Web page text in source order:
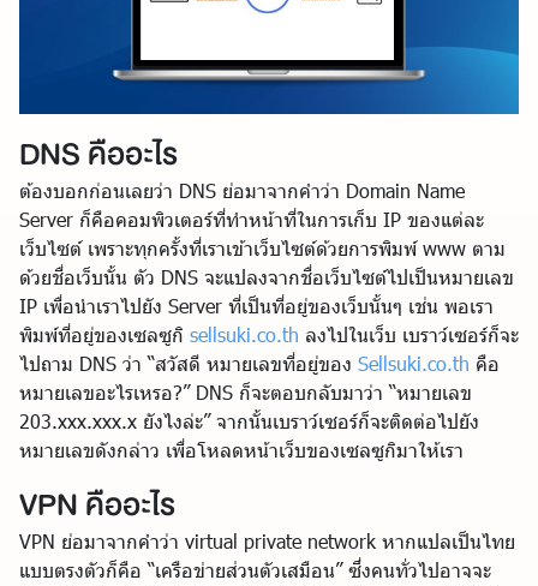
DNS คืออะไร
ต้องบอกก่อนเลยว่า DNS ย่อมาจากคำว่า Domain Name
Server ก็คือคอมพิวเตอร์ที่ทำหน้าที่ในการเก็บ IP ของแต่ละ
เว็บไซต์ เพราะทุกครั้งที่เราเข้าเว็บไซต์ด้วยการพิมพ์ www ตาม
ด้วยชื่อเว็บนั้น ตัว DNS จะแปลงจากชื่อเว็บไซต์ไปเป็นหมายเลข
IP เพื่อนำเราไปยัง Server ที่เป็นที่อยู่ของเว็บนั้นๆ เช่น พอเรา
พิมพ์ที่อยู่ของเซลซูกิ sellsuki.co.th ลงไปในเว็บ เบราว์เซอร์ก็จะ
ไปถาม DNS ว่า “สวัสดี หมายเลขที่อยู่ของ Sellsuki.co.th คือ
หมายเลขอะไรเหรอ?” DNS ก็จะตอบกลับมาว่า “หมายเลข
203.xxx.xxx.x ยังไงล่ะ” จากนั้นเบราว์เซอร์ก็จะติดต่อไปยัง
หมายเลขดังกล่าว เพื่อโหลดหน้าเว็บของเซลซูกิมาให้เรา
VPN คืออะไร
VPN ย่อมาจากคำว่า virtual private network หากแปลเป็นไทย
แบบตรงตัวก็คือ “เครือข่ายส่วนตัวเสมือน” ซึ่งคนทั่วไปอาจจะ